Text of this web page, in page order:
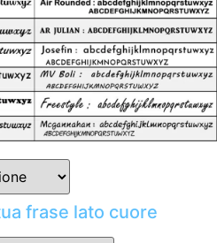
frase lato cuore